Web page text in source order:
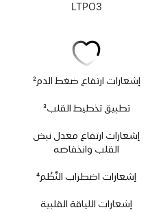
LTPO3
إشعارات ارتفاع ضغط الدم2
تطبيق تخطيط القلب3
إشعارات ارتفاع معدل نبض
القلب وانخفاضه
إشعارات اضطراب النَّظْم4
إشعارات اللياقة القلبية